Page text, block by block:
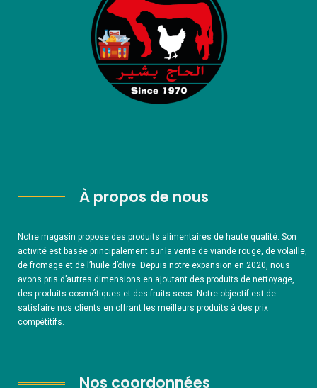
À propos de nous
Notre magasin propose des produits alimentaires de haute qualité. Son
activité est basée principalement sur la vente de viande rouge, de volaille,
de fromage et de l’huile d’olive. Depuis notre expansion en 2020, nous
avons pris d’autres dimensions en ajoutant des produits de nettoyage,
des produits cosmétiques et des fruits secs. Notre objectif est de
satisfaire nos clients en offrant les meilleurs produits à des prix
compétitifs.
Nos coordonnées